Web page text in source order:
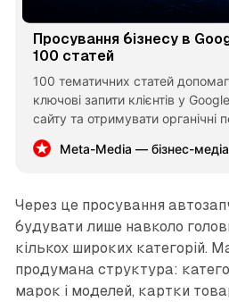
Просування бізнесу в
100 статей
100 тематичних статей
ключові запити клієнтів у
сайту та отримувати
реклама, а контентний актив,
накопичує цінність і працює
Meta-Media — бізнес-
Через це просування
будувати лише навколо
кількох широких категорій.
продумана структура:
марок і моделей, картки